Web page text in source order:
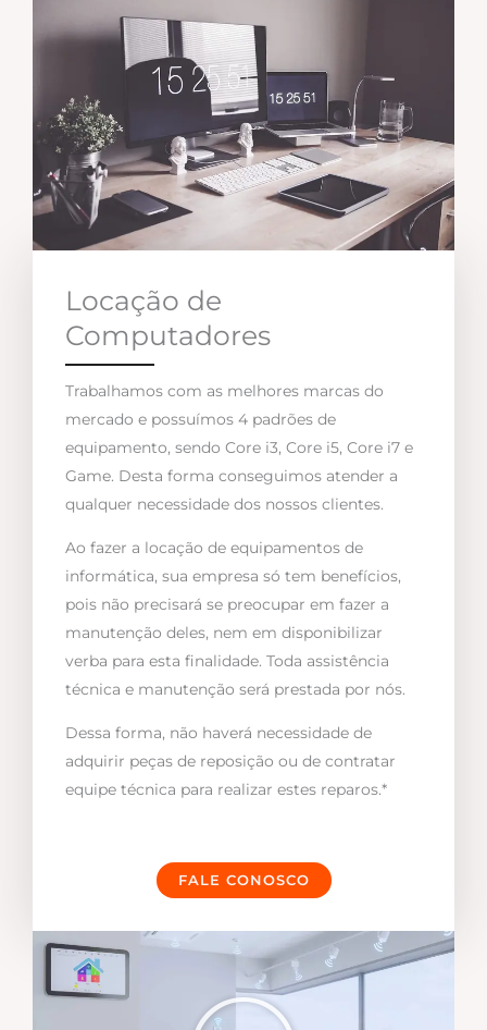
Locação de
Computadores
Trabalhamos com as melhores marcas do
mercado e possuímos 4 padrões de
equipamento, sendo Core i3, Core i5, Core i7 e
Game. Desta forma conseguimos atender a
qualquer necessidade dos nossos clientes.
Ao fazer a locação de equipamentos de
informática, sua empresa só tem benefícios,
pois não precisará se preocupar em fazer a
manutenção deles, nem em disponibilizar
verba para esta finalidade. Toda assistência
técnica e manutenção será prestada por nós.
Dessa forma, não haverá necessidade de
adquirir peças de reposição ou de contratar
equipe técnica para realizar estes reparos.*
FALE CONOSCO